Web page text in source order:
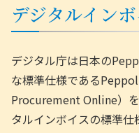
デジタルイン
デジタル庁は日本の
な標準仕様である
Procurement Online）
タルインボイスの標準仕